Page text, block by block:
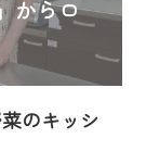
からロ
のキッシ
』は2024
！